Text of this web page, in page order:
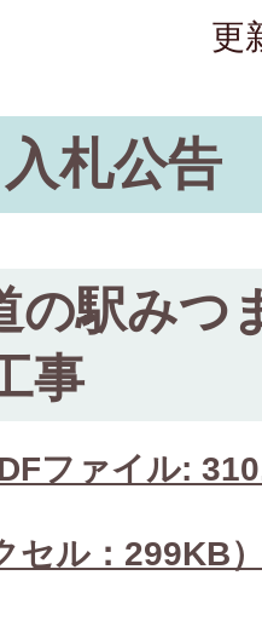
更
札公告
の駅みつ
事
ファイル:
セル：299KB